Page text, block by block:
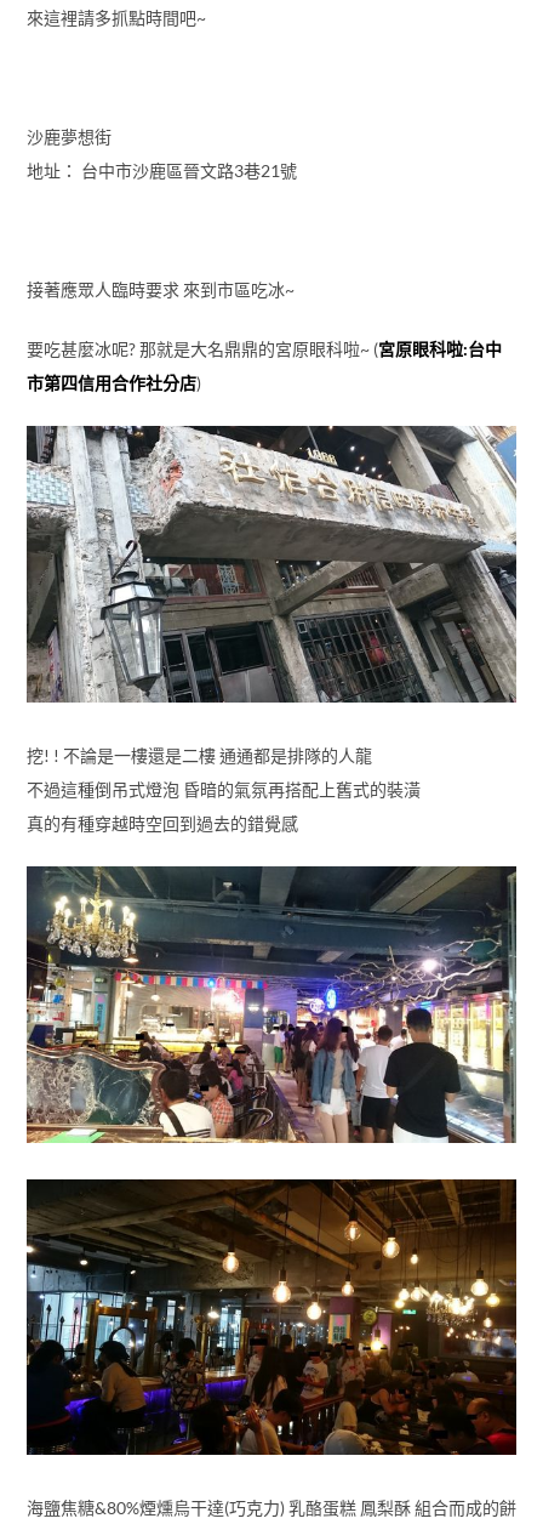
來這裡請多抓點時間吧~
沙鹿夢想街
地址： 台中市沙鹿區晉文路3巷21號
接著應眾人臨時要求 來到市區吃冰~
要吃甚麼冰呢? 那就是大名鼎鼎的宮原眼科啦~ (宮原眼科啦:台中
市第四信用合作社分店)
挖! ! 不論是一樓還是二樓 通通都是排隊的人龍
不過這種倒吊式燈泡 昏暗的氣氛再搭配上舊式的裝潢
真的有種穿越時空回到過去的錯覺感
海鹽焦糖&80%煙燻烏干達(巧克力) 乳酪蛋糕 鳳梨酥 組合而成的餅